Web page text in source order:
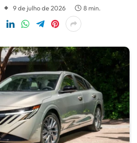
9 de julho de 2026
8 min.